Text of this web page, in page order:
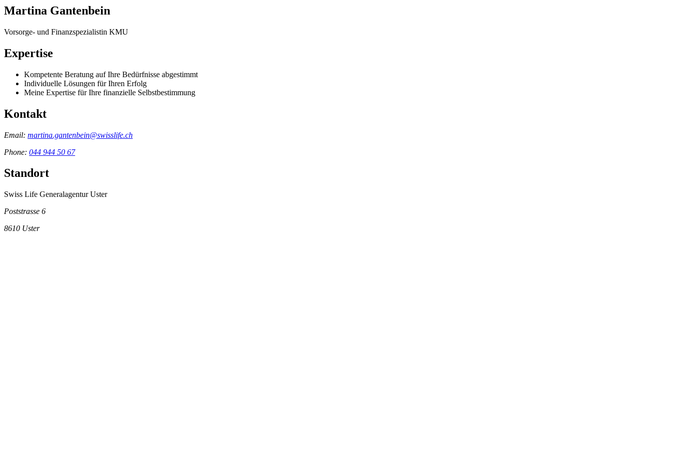
Martina Gantenbein
Vorsorge- und Finanzspezialistin KMU
Expertise
Kompetente Beratung auf Ihre Bedürfnisse abgestimmt
Individuelle Lösungen für Ihren Erfolg
Meine Expertise für Ihre finanzielle Selbstbestimmung
Kontakt
Email: martina.gantenbein@swisslife.ch
Phone: 044 944 50 67
Standort
Swiss Life Generalagentur Uster
Poststrasse 6
8610 Uster